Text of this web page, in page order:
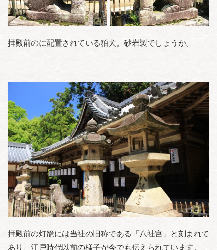
拝殿前のに配置されている狛犬。砂岩製でしょうか。
拝殿前の灯籠には当社の旧称である「八社宮」と刻まれて
あり、江戸時代以前の様子が今でも伝えられています。